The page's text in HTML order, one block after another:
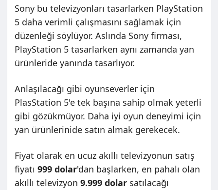
Sony bu televizyonları tasarlarken PlayStation
5 daha verimli çalışmasını sağlamak için
düzenleği söylüyor. Aslında Sony firması,
PlayStation 5 tasarlarken aynı zamanda yan
ürünleride yanında tasarlıyor.
Anlaşılacağı gibi oyunseverler için
PlasStation 5'e tek başına sahip olmak yeterli
gibi gözükmüyor. Daha iyi oyun deneyimi için
yan ürünlerinide satın almak gerekecek.
Fiyat olarak en ucuz akıllı televizyonun satış
fiyatı 999 dolar'dan başlarken, en pahalı olan
akıllı televizyon 9.999 dolar satılacağı